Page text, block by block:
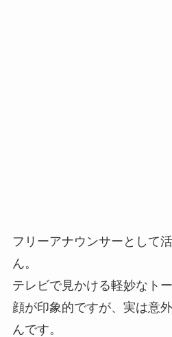
フリーアナウンサーとして
ん。
テレビで見かける軽妙なト
顔が印象的ですが、実は意
んです。